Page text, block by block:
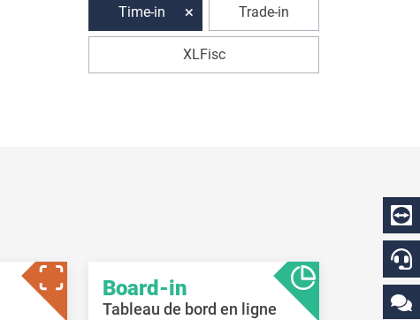
Time-in Trade-in
XLFisc
Board-in
Tableau de bord en ligne